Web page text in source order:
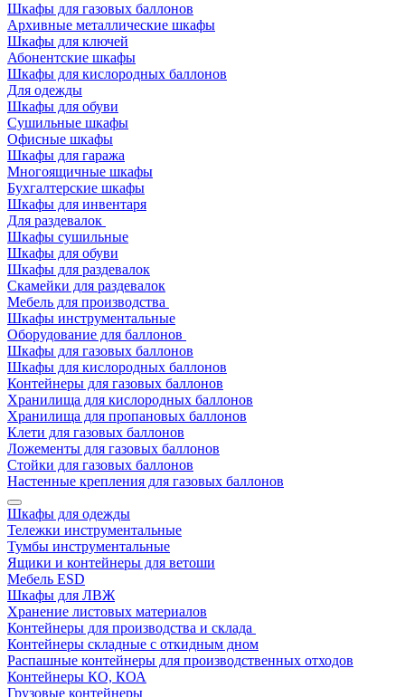
Шкафы для газовых баллонов
Архивные металлические шкафы
Шкафы для ключей
Абонентские шкафы
Шкафы для кислородных баллонов
Для одежды
Шкафы для обуви
Сушильные шкафы
Офисные шкафы
Шкафы для гаража
Многоящичные шкафы
Бухгалтерские шкафы
Шкафы для инвентаря
Для раздевалок
Шкафы сушильные
Шкафы для обуви
Шкафы для раздевалок
Скамейки для раздевалок
Мебель для производства
Шкафы инструментальные
Оборудование для баллонов
Шкафы для газовых баллонов
Шкафы для кислородных баллонов
Контейнеры для газовых баллонов
Хранилища для кислородных баллонов
Хранилища для пропановых баллонов
Клети для газовых баллонов
Ложементы для газовых баллонов
Стойки для газовых баллонов
Настенные крепления для газовых баллонов
Шкафы для одежды
Тележки инструментальные
Тумбы инструментальные
Ящики и контейнеры для ветоши
Мебель ESD
Шкафы для ЛВЖ
Хранение листовых материалов
Контейнеры для производства и склада
Контейнеры складные с откидным дном
Распашные контейнеры для производственных отходов
Контейнеры КО, КОА
Грузовые контейнеры